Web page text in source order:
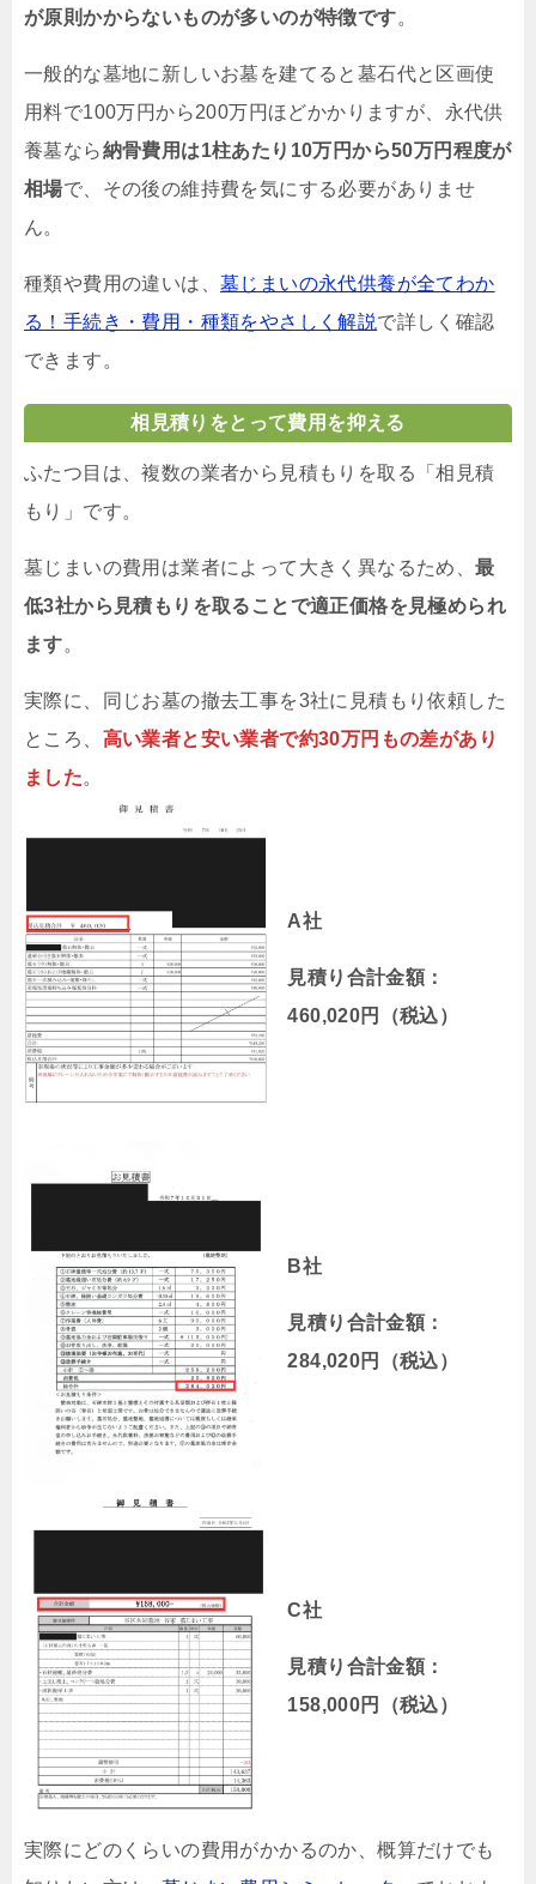
が原則かからないものが多いのが特徴です。
一般的な墓地に新しいお墓を建てると墓石代と区画使
用料で100万円から200万円ほどかかりますが、永代供
養墓なら納骨費用は1柱あたり10万円から50万円程度が
相場で、その後の維持費を気にする必要がありませ
ん。
種類や費用の違いは、 墓じまいの永代供養が全てわか
る！手続き・費用・種類をやさしく解説で詳しく確認
できます。
相見積りをとって費用を抑える
ふたつ目は、複数の業者から見積もりを取る「相見積
もり」です。
墓じまいの費用は業者によって大きく異なるため、最
低3社から見積もりを取ることで適正価格を見極められ
ます。
実際に、同じお墓の撤去工事を3社に見積もり依頼した
ところ、 高い業者と安い業者で約30万円もの差があり
ました。
A社
見積り合計金額：
460,020円（税込）
B社
見積り合計金額：
284,020円（税込）
C社
見積り合計金額：
158,000円（税込）
実際にどのくらいの費用がかかるのか、概算だけでも